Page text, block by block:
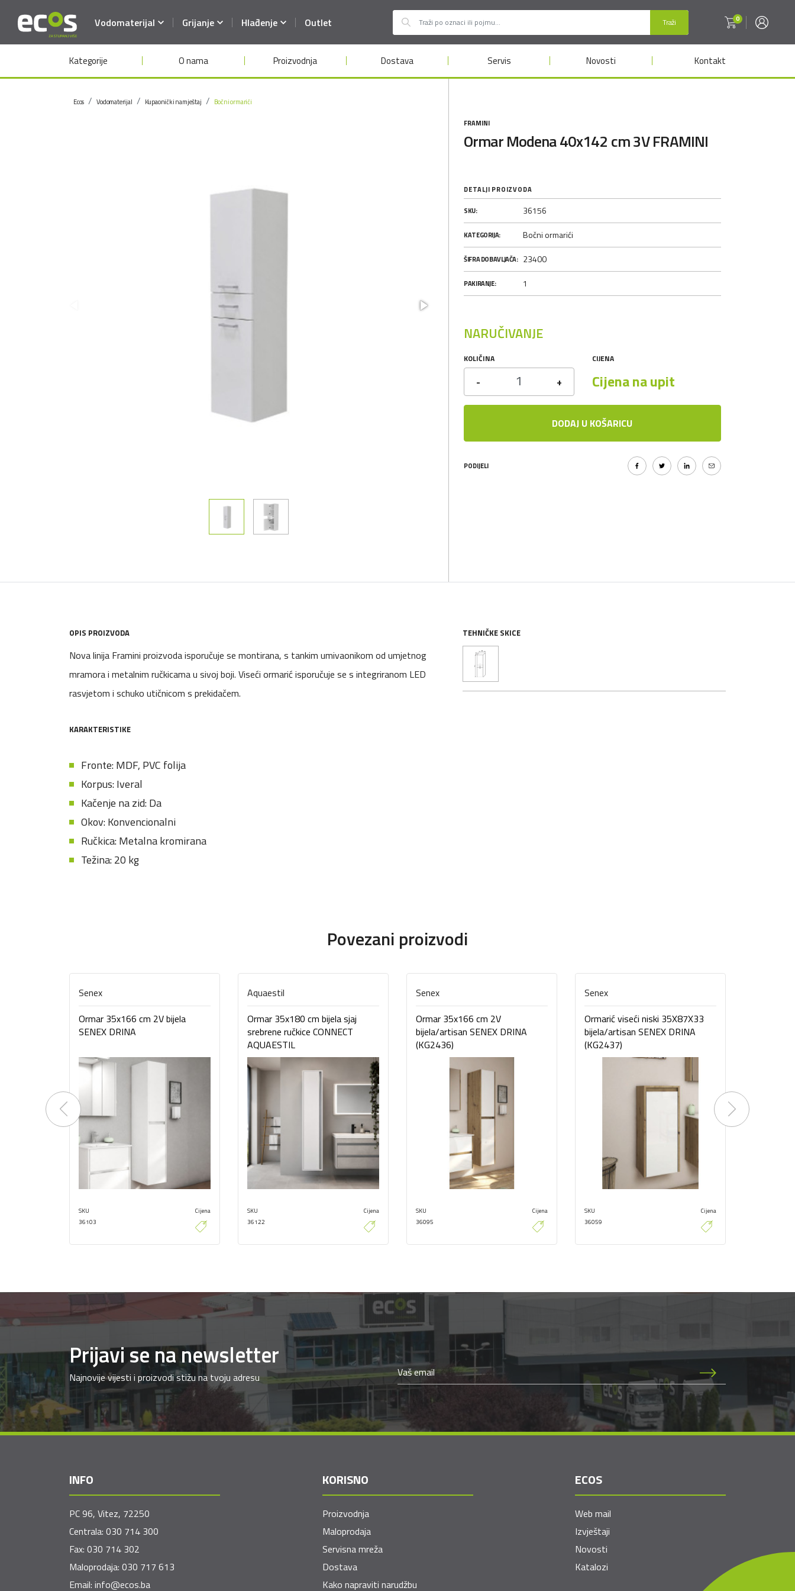
Traži 0
Vodomaterijal Grijanje Hlađenje Outlet
Kategorije O nama Proizvodnja Dostava Servis Novosti Kontakt
Ecos Vodomaterijal Kupaonički namještaj Bočni ormarići
FRAMINI
Ormar Modena 40x142 cm 3V FRAMINI
DETALJI PROIZVODA
SKU: 36156
KATEGORIJA: Bočni ormarići
ŠIFRA DOBAVLJAČA: 23400
PAKIRANJE: 1
NARUČIVANJE
KOLIČINA
- +
CIJENA
Cijena na upit
DODAJ U KOŠARICU
PODIJELI
OPIS PROIZVODA
Nova linija Framini proizvoda isporučuje se montirana, s tankim umivaonikom od umjetnog
mramora i metalnim ručkicama u sivoj boji. Viseći ormarić isporučuje se s integriranom LED
rasvjetom i schuko utičnicom s prekidačem.
KARAKTERISTIKE
Fronte: MDF, PVC folija
Korpus: Iveral
Kačenje na zid: Da
Okov: Konvencionalni
Ručkica: Metalna kromirana
Težina: 20 kg
TEHNIČKE SKICE
Povezani proizvodi
Senex
Ormar 35x166 cm 2V bijela
SENEX DRINA
SKU
36103
Cijena
Aquaestil
Ormar 35x180 cm bijela sjaj
srebrene ručkice CONNECT
AQUAESTIL
SKU
36122
Cijena
Senex
Ormar 35x166 cm 2V
bijela/artisan SENEX DRINA
(KG2436)
SKU
36095
Cijena
Senex
Ormarić viseći niski 35X87X33
bijela/artisan SENEX DRINA
(KG2437)
SKU
36059
Cijena
Previous Next
Prijavi se na newsletter
Najnovije vijesti i proizvodi stižu na tvoju adresu
INFO
PC 96, Vitez, 72250
Centrala: 030 714 300
Fax: 030 714 302
Maloprodaja: 030 717 613
Email: info@ecos.ba
KORISNO
Proizvodnja
Maloprodaja
Servisna mreža
Dostava
Kako napraviti narudžbu
ECOS
Web mail
Izvještaji
Novosti
Katalozi